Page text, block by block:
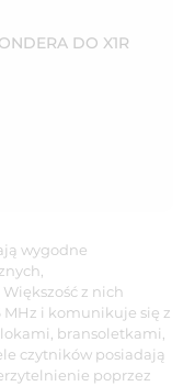
DO X1R
wygodne
z nich
MHz i komunikuje się z
bransoletkami,
czytników posiadają
poprzez